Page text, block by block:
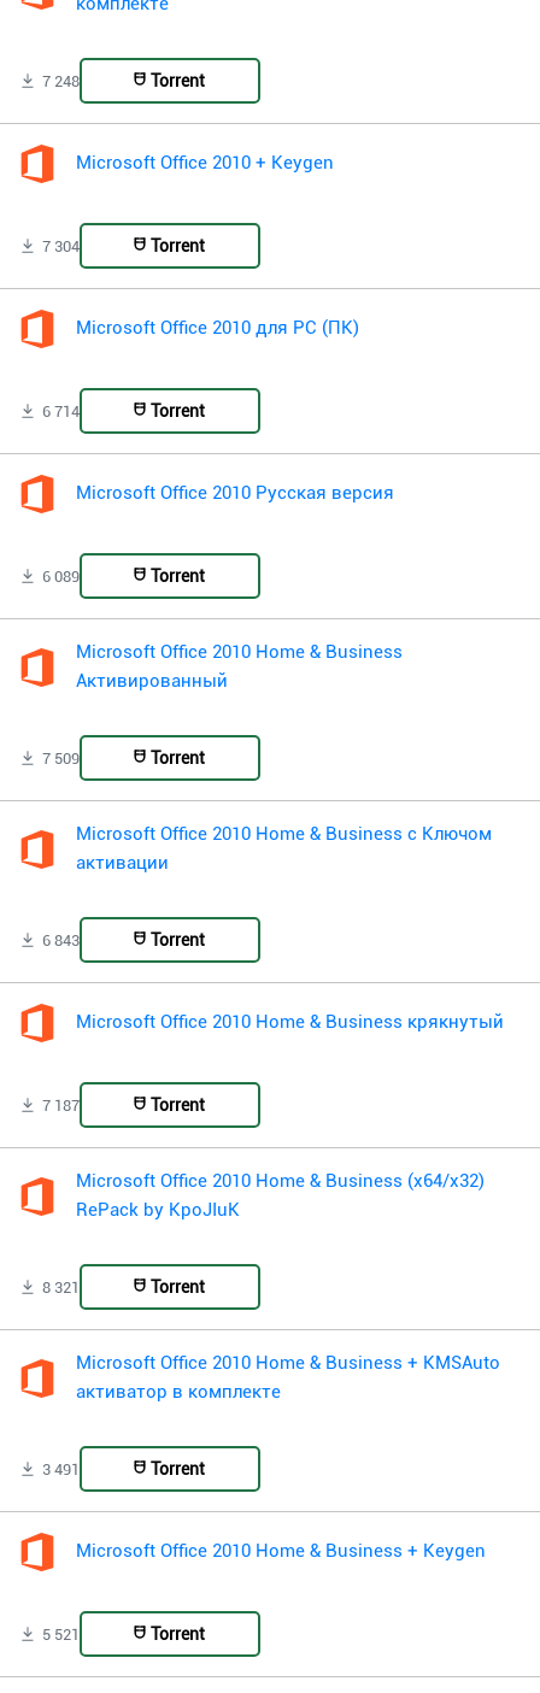
комплекте
7 248 Torrent
Microsoft Office 2010 + Keygen
7 304 Torrent
Microsoft Office 2010 для PC (ПК)
6 714 Torrent
Microsoft Office 2010 Русская версия
6 089 Torrent
Microsoft Office 2010 Home & Business
Активированный
7 509 Torrent
Microsoft Office 2010 Home & Business с Ключом
активации
6 843 Torrent
Microsoft Office 2010 Home & Business крякнутый
7 187 Torrent
Microsoft Office 2010 Home & Business (x64/x32)
RePack by KpoJIuK
8 321 Torrent
Microsoft Office 2010 Home & Business + KMSAuto
активатор в комплекте
3 491 Torrent
Microsoft Office 2010 Home & Business + Keygen
5 521 Torrent